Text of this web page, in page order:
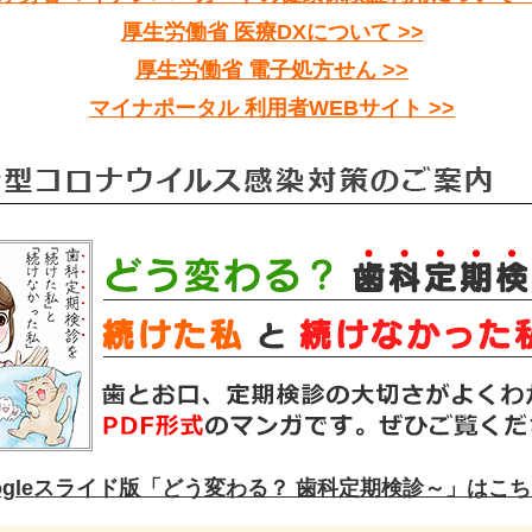
厚生労働省 医療DXについて >>
厚生労働省 電子処方せん >>
マイナポータル 利用者WEBサイト >>
スライド版「どう変わる？ 歯科定期検診～」はこ